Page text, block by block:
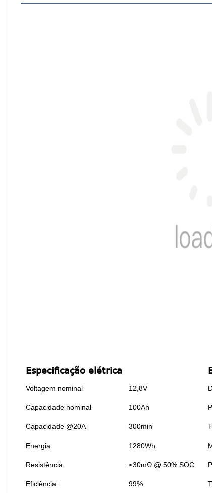
Especificação elétrica
Voltagem nominal 12,8V
Capacidade nominal 100Ah
Capacidade @20A 300min
Energia 1280Wh
Resistência ≤30mΩ @ 50% SOC
Eficiência: 99%